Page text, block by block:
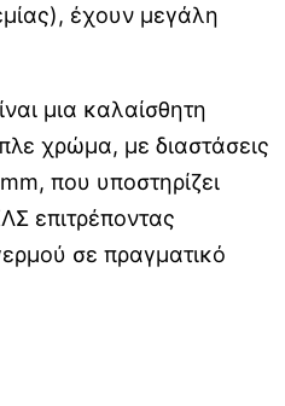
έχουν μεγάλη
μια καλαίσθητη
χρώμα, με διαστάσεις
που υποστηρίζει
επιτρέποντας
σε πραγματικό